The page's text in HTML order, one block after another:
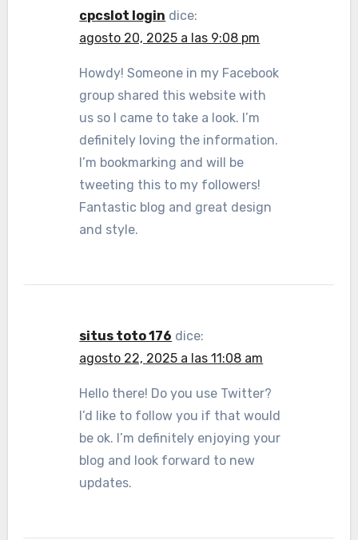
cpcslot login dice:
agosto 20, 2025 a las 9:08 pm
Howdy! Someone in my Facebook
group shared this website with
us so I came to take a look. I’m
definitely loving the information.
I’m bookmarking and will be
tweeting this to my followers!
Fantastic blog and great design
and style.
situs toto 176 dice:
agosto 22, 2025 a las 11:08 am
Hello there! Do you use Twitter?
I’d like to follow you if that would
be ok. I’m definitely enjoying your
blog and look forward to new
updates.